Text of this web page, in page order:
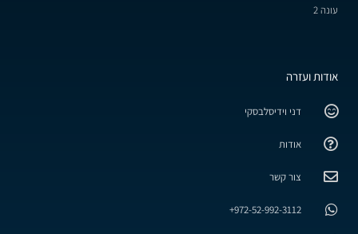
עונה 2
אודות ועזרה
דני וידיסלבסקי
אודות
צור קשר
972-52-992-3112+